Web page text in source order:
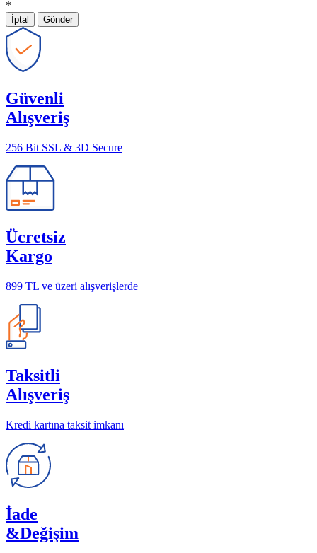
*
İptal Gönder
Güvenli
Alışveriş
256 Bit SSL & 3D Secure
Ücretsiz
Kargo
899 TL ve üzeri alışverişlerde
Taksitli
Alışveriş
Kredi kartına taksit imkanı
İade
&Değişim